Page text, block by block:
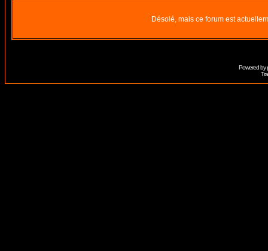
Désolé, mais ce forum est
Powered by